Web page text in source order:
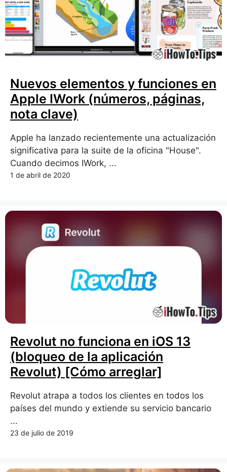
Nuevos elementos y funciones en
Apple IWork (números, páginas,
nota clave)
Apple ha lanzado recientemente una actualización
significativa para la suite de la oficina "House".
Cuando decimos IWork, ...
1 de abril de 2020
Revolut no funciona en iOS 13
(bloqueo de la aplicación
Revolut) [Cómo arreglar]
Revolut atrapa a todos los clientes en todos los
países del mundo y extiende su servicio bancario
...
23 de julio de 2019